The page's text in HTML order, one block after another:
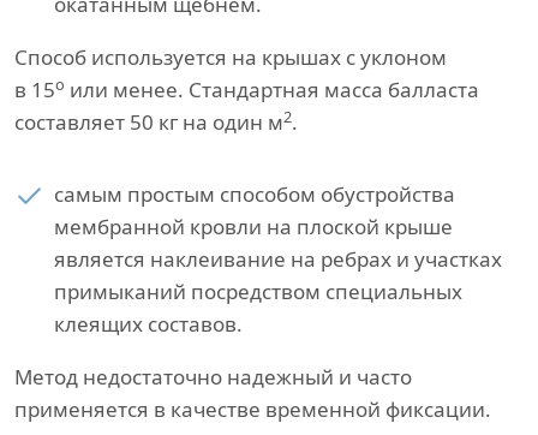
Способ используется на крышах с уклоном
в 15о или менее. Стандартная масса балласта
составляет 50 кг на один м2.
самым простым способом обустройства
мембранной кровли на плоской крыше
является наклеивание на ребрах и участках
примыканий посредством специальных
клеящих составов.
Метод недостаточно надежный и часто
применяется в качестве временной фиксации.